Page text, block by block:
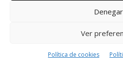
Denegar
Ver
Política de cookies
SITEMAP